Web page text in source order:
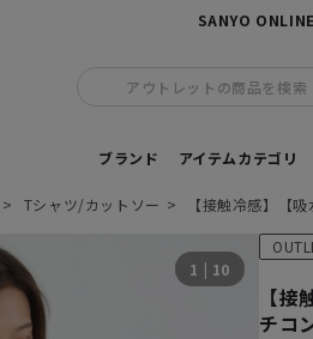
SANYO
アウトレットの商品を検索
ブランド アイテムカテゴリ
Tシャツ/カットソー 【接触冷感】【
1 | 10
【
チコ